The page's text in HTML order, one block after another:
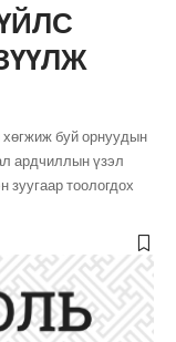
хөгжиж буй орнуудын
ардчиллын үзэл
зуугаар тоологдох